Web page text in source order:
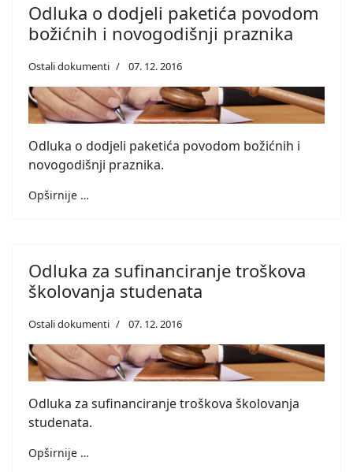
Odluka o dodjeli paketića povodom
božićnih i novogodišnji praznika
Ostali dokumenti 07. 12. 2016
Odluka o dodjeli paketića povodom božićnih i
novogodišnji praznika.
Opširnije …
Odluka za sufinanciranje troškova
školovanja studenata
Ostali dokumenti 07. 12. 2016
Odluka za sufinanciranje troškova školovanja
studenata.
Opširnije …